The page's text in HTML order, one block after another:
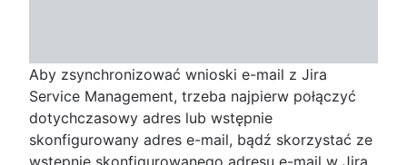
Aby zsynchronizować wnioski e-mail z Jira
Service Management, trzeba najpierw połączyć
dotychczasowy adres lub wstępnie
skonfigurowany adres e-mail, bądź skorzystać ze
wstępnie skonfigurowanego adresu e-mail w Jira